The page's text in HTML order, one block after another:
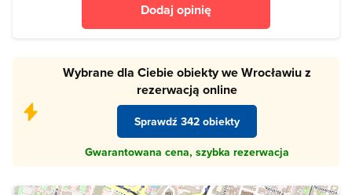
Dodaj opinię
Wybrane dla Ciebie obiekty we Wrocławiu z
rezerwacją online
Sprawdź 342 obiekty
Gwarantowana cena, szybka rezerwacja